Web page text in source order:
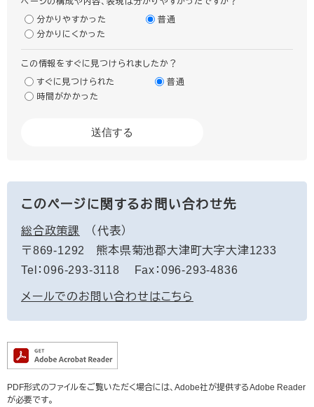
分かりやすかった
普通
分かりにくかった
この情報をすぐに見つけられましたか？
すぐに見つけられた
普通
時間がかかった
このページに関するお問い合わせ先
総合政策課
代表
〒869-1292
熊本県菊池郡大津町大字大津1233
Tel：096-293-3118
Fax：096-293-4836
メールでのお問い合わせはこちら
PDF形式のファイルをご覧いただく場合には、Adobe社が提供するAdobe Reader
が必要です。